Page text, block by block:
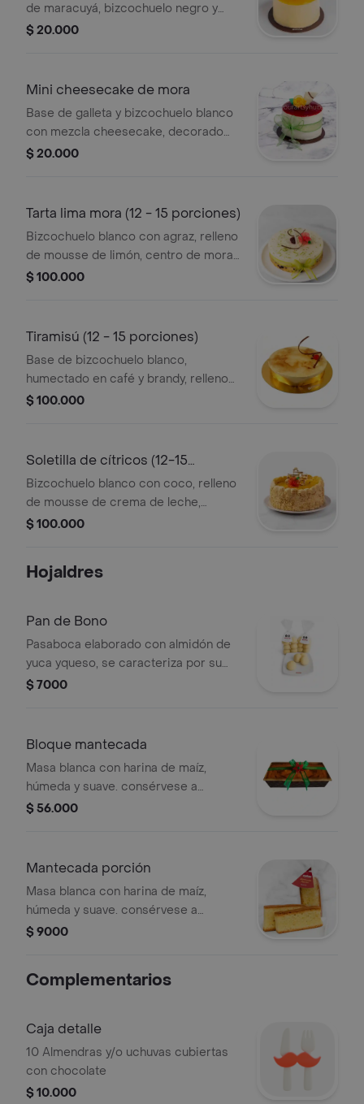
de maracuyá, bizcochuelo negro y
decorado con maracuyá, aplique de
$ 20.000
Mini cheesecake de mora
Base de galleta y bizcochuelo blanco
con mezcla cheesecake, decorado
con salsa de mora y adorno
$ 20.000
Tarta lima mora (12 - 15 porciones)
Bizcochuelo blanco con agraz, relleno
de mousse de limón, centro de mora,
mousse de vainilla y bizcochuelo
chocolate. consérvese refrigerado.
$ 100.000
Tiramisú (12 - 15 porciones)
Base de bizcochuelo blanco,
humectado en café y brandy, relleno
de queso crema, crema de leche.
consérvese refrigerado.
$ 100.000
Soletilla de cítricos (12-15
porciones)
Bizcochuelo blanco con coco, relleno
de mousse de crema de leche,
chocolate blanco con centro de
adorno decorativo. consérvese
$ 100.000
Hojaldres
Pan de Bono
Pasaboca elaborado con almidón de
yuca yqueso, se caracteriza por su
textura suave
$ 7000
Bloque mantecada
Masa blanca con harina de maíz,
húmeda y suave. consérvese a
temperatura ambiente. .
$ 56.000
Mantecada porción
Masa blanca con harina de maíz,
húmeda y suave. consérvese a
temperatura ambiente.
$ 9000
Complementarios
Caja detalle
10 Almendras y/o uchuvas cubiertas
con chocolate
$ 10.000